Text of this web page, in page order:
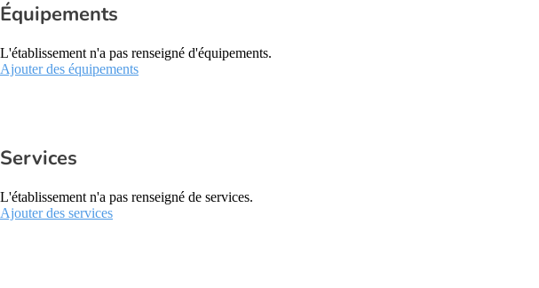
Équipements
L'établissement n'a pas renseigné d'équipements.
Ajouter des équipements
Services
L'établissement n'a pas renseigné de services.
Ajouter des services